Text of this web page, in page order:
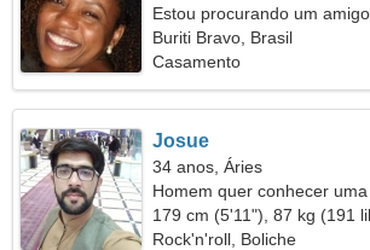
Estou procurando um
a vida
Buriti Bravo, Brasil
Casamento
Josue
34 anos, Áries
Homem quer conhecer
179 cm (5'11"), 87 kg (191
Rock'n'roll, Boliche